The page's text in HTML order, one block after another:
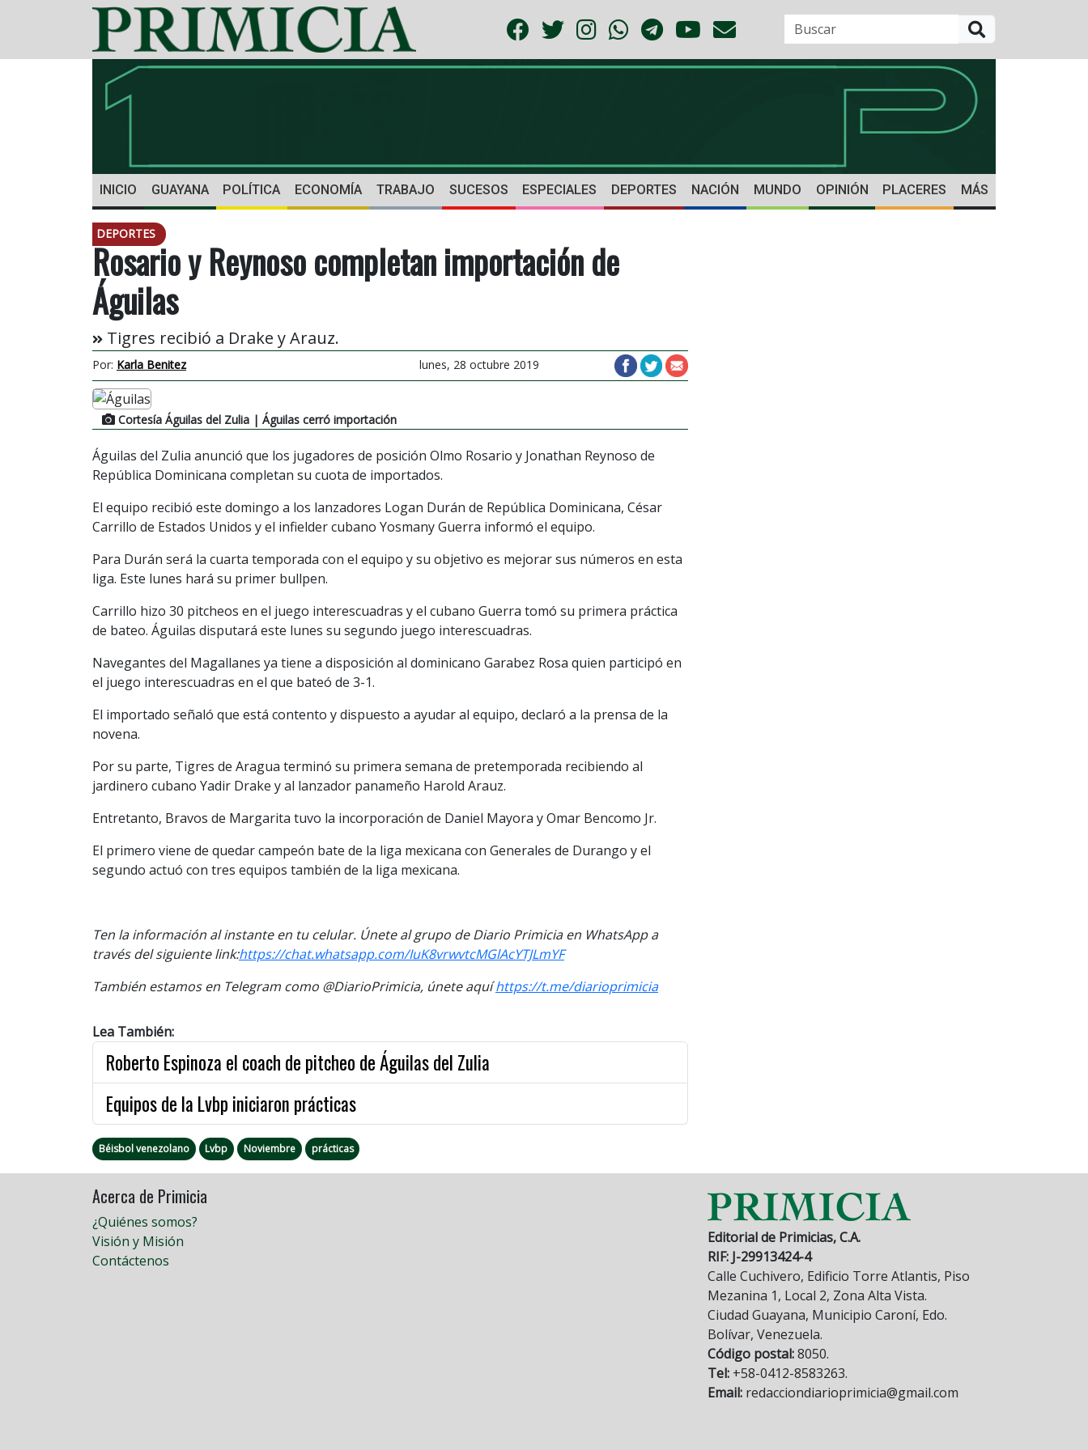
INICIO GUAYANA POLÍTICA ECONOMÍA TRABAJO SUCESOS ESPECIALES DEPORTES NACIÓN MUNDO OPINIÓN PLACERES MÁS
DEPORTES
Rosario y Reynoso completan importación de
Águilas
Tigres recibió a Drake y Arauz.
Por: Karla Benitez lunes, 28 octubre 2019
Cortesía Águilas del Zulia | Águilas cerró importación
Águilas del Zulia anunció que los jugadores de posición Olmo Rosario y Jonathan Reynoso de
República Dominicana completan su cuota de importados.
El equipo recibió este domingo a los lanzadores Logan Durán de República Dominicana, César
Carrillo de Estados Unidos y el infielder cubano Yosmany Guerra informó el equipo.
Para Durán será la cuarta temporada con el equipo y su objetivo es mejorar sus números en esta
liga. Este lunes hará su primer bullpen.
Carrillo hizo 30 pitcheos en el juego interescuadras y el cubano Guerra tomó su primera práctica
de bateo. Águilas disputará este lunes su segundo juego interescuadras.
Navegantes del Magallanes ya tiene a disposición al dominicano Garabez Rosa quien participó en
el juego interescuadras en el que bateó de 3-1.
El importado señaló que está contento y dispuesto a ayudar al equipo, declaró a la prensa de la
novena.
Por su parte, Tigres de Aragua terminó su primera semana de pretemporada recibiendo al
jardinero cubano Yadir Drake y al lanzador panameño Harold Arauz.
Entretanto, Bravos de Margarita tuvo la incorporación de Daniel Mayora y Omar Bencomo Jr.
El primero viene de quedar campeón bate de la liga mexicana con Generales de Durango y el
segundo actuó con tres equipos también de la liga mexicana.
Ten la información al instante en tu celular. Únete al grupo de Diario Primicia en WhatsApp a
través del siguiente link:https://chat.whatsapp.com/IuK8vrwvtcMGlAcYTJLmYF
También estamos en Telegram como @DiarioPrimicia, únete aquíhttps://t.me/diarioprimicia
Lea También:
Roberto Espinoza el coach de pitcheo de Águilas del Zulia
Equipos de la Lvbp iniciaron prácticas
Béisbol venezolano Lvbp Noviembre prácticas
Acerca de Primicia
¿Quiénes somos?
Visión y Misión
Contáctenos
Editorial de Primicias, C.A.
RIF: J-29913424-4
Calle Cuchivero, Edificio Torre Atlantis, Piso
Mezanina 1, Local 2, Zona Alta Vista.
Ciudad Guayana, Municipio Caroní, Edo.
Bolívar, Venezuela.
Código postal:8050.
Tel: +58-0412-8583263.
Email: redacciondiarioprimicia@gmail.com